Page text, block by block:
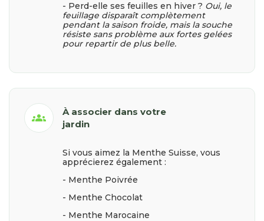
- Perd-elle ses feuilles en hiver ? Oui, le
feuillage disparaît complètement
pendant la saison froide, mais la souche
résiste sans problème aux fortes gelées
pour repartir de plus belle.
groups
À associer dans votre
jardin
Si vous aimez la Menthe Suisse, vous
apprécierez également :
- Menthe Poivrée
- Menthe Chocolat
- Menthe Marocaine